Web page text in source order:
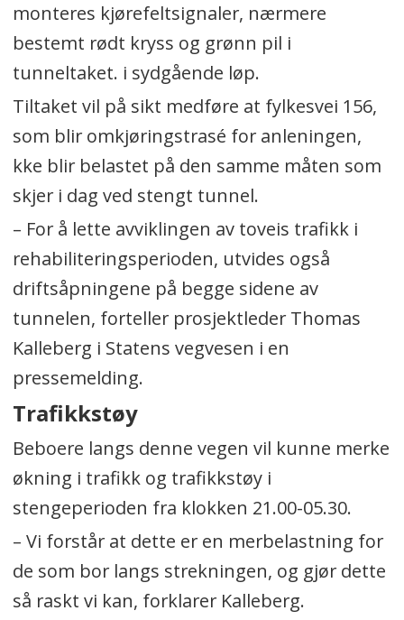
monteres kjørefeltsignaler, nærmere
bestemt rødt kryss og grønn pil i
tunneltaket. i sydgående løp.
Tiltaket vil på sikt medføre at fylkesvei 156,
som blir omkjøringstrasé for anleningen,
kke blir belastet på den samme måten som
skjer i dag ved stengt tunnel.
– For å lette avviklingen av toveis trafikk i
rehabiliteringsperioden, utvides også
driftsåpningene på begge sidene av
tunnelen, forteller prosjektleder Thomas
Kalleberg i Statens vegvesen i en
pressemelding.
Trafikkstøy
Beboere langs denne vegen vil kunne merke
økning i trafikk og trafikkstøy i
stengeperioden fra klokken 21.00-05.30.
– Vi forstår at dette er en merbelastning for
de som bor langs strekningen, og gjør dette
så raskt vi kan, forklarer Kalleberg.